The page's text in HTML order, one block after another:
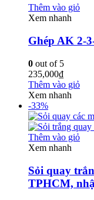
Thêm vào giỏ
Xem nhanh
Ghép AK 2-
0 out of 5
235,000₫
Thêm vào giỏ
Xem nhanh
-33%
Thêm vào giỏ
Xem nhanh
Sỏi quay
TPHCM,